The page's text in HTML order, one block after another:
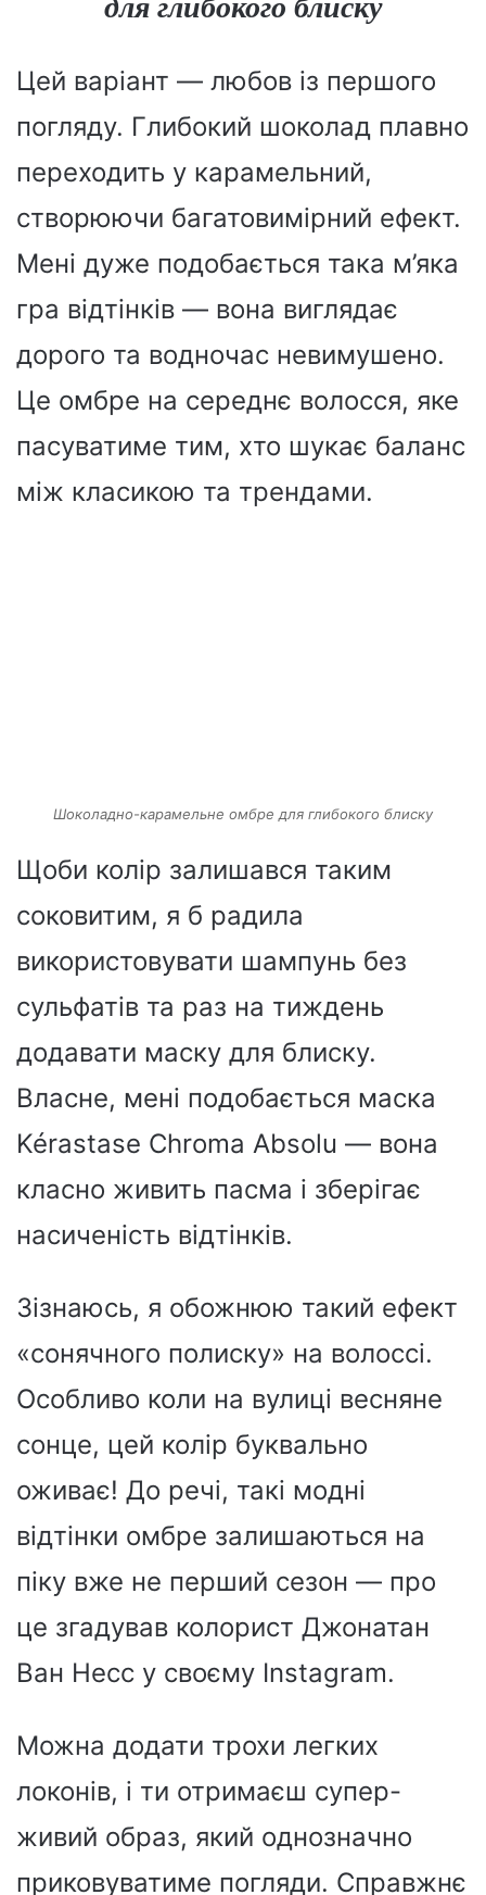
Цей варіант — любов із першого
погляду. Глибокий шоколад плавно
переходить у карамельний,
створюючи багатовимірний ефект.
Мені дуже подобається така м’яка
гра відтінків — вона виглядає
дорого та водночас невимушено.
Це омбре на середнє волосся, яке
пасуватиме тим, хто шукає баланс
між класикою та трендами.
Шоколадно-карамельне омбре для глибокого блиску
Щоби колір залишався таким
соковитим, я б радила
використовувати шампунь без
сульфатів та раз на тиждень
додавати маску для блиску.
Власне, мені подобається маска
Kérastase Chroma Absolu — вона
класно живить пасма і зберігає
насиченість відтінків.
Зізнаюсь, я обожнюю такий ефект
«сонячного полиску» на волоссі.
Особливо коли на вулиці весняне
сонце, цей колір буквально
оживає! До речі, такі модні
відтінки омбре залишаються на
піку вже не перший сезон — про
це згадував колорист Джонатан
Ван Несс у своєму Instagram.
Можна додати трохи легких
локонів, і ти отримаєш супер-
живий образ, який однозначно
приковуватиме погляди. Справжнє